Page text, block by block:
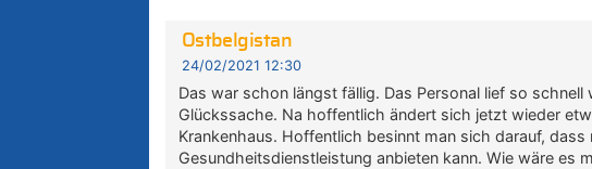
Ostbelgistan
24/02/2021 12:30
Das war schon längst fällig. Das Personal lief so
Glückssache. Na hoffentlich ändert sich jetzt wieder
Krankenhaus. Hoffentlich besinnt man sich darauf, dass
Gesundheitsdienstleistung anbieten kann. Wie wäre es